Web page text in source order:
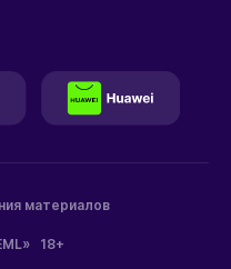
18+
материалов